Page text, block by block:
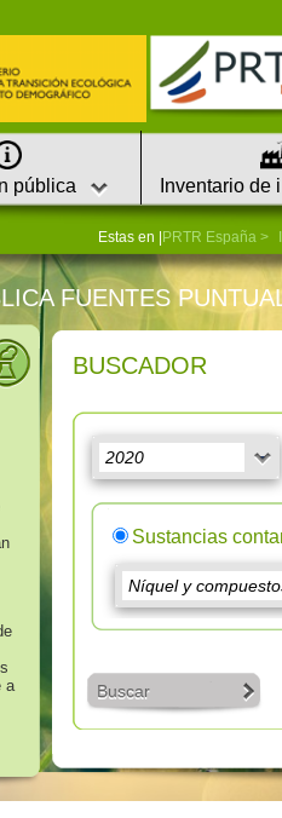
pública Inventario de
Estas en | PRTR España
FUENTES
a
BUSCADOR
Sustancias
Buscar